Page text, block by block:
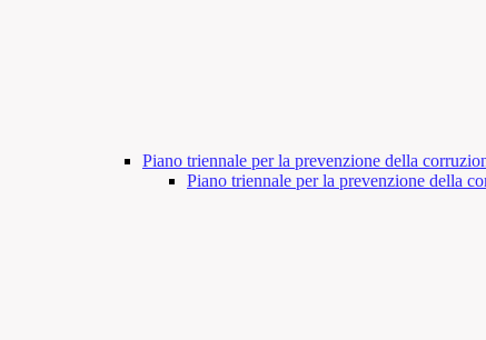
Piano triennale per la prevenzione della
Piano triennale per la prevenzione della